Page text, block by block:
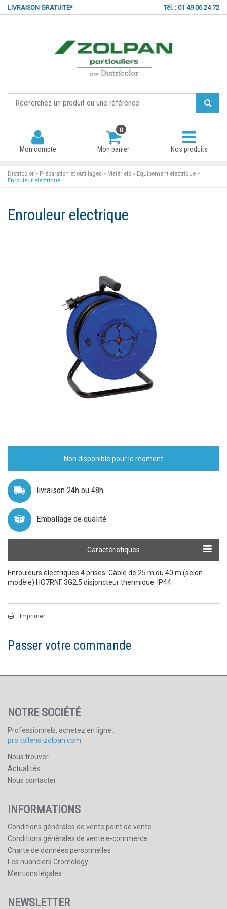
LIVRAISON GRATUITE* Tél. : 01 49 06 24 72
Mon compte
0
Mon panier Nos produits
Districolor » Préparation et outillages » Matériels » Equipement electrique »
Enrouleur electrique
Enrouleur electrique
Non disponible pour le moment
livraison 24h ou 48h
Emballage de qualité
Caractéristiques
Enrouleurs électriques 4 prises. Câble de 25 m ou 40 m (selon
modèle) HO7RNF 3G2,5 disjoncteur thermique. IP44.
Imprimer
Passer votre commande
NOTRE SOCIÉTÉ
Professionnels, achetez en ligne :
pro.tollens-zolpan.com
Nous trouver
Actualités
Nous contacter
INFORMATIONS
Conditions générales de vente point de vente
Conditions générales de vente e-commerce
Charte de données personnelles
Les nuanciers Cromology
Mentions légales
NEWSLETTER